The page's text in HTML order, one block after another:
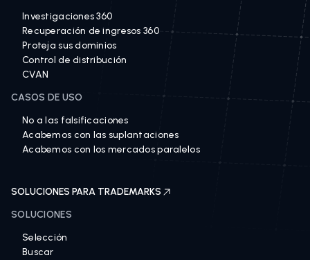
Investigaciones 360
Recuperación de ingresos 360
Proteja sus dominios
Control de distribución
CVAN
CASOS DE USO
No a las falsificaciones
Acabemos con las suplantaciones
Acabemos con los mercados paralelos
SOLUCIONES PARA TRADEMARKS
SOLUCIONES
Selección
Buscar